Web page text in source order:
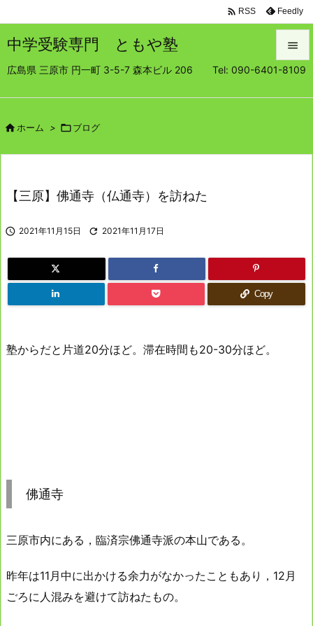
中学受験専門 ともや塾
広島県 三原市 円一町 3-5-7 森本ビル 206 Tel: 090-6401-8109


 RSS Feedly
 ホーム > ブログ
【三原】佛通寺（仏通寺）を訪ねた
 2021年11月15日  2021年11月17日
Copy
塾からだと片道20分ほど。滞在時間も20-30分ほど。
佛通寺
三原市内にある，臨済宗佛通寺派の本山である。
昨年は11月中に出かける余力がなかったこともあり，12月
ごろに人混みを避けて訪ねたもの。